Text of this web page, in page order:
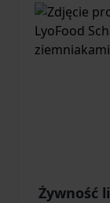
Żywność